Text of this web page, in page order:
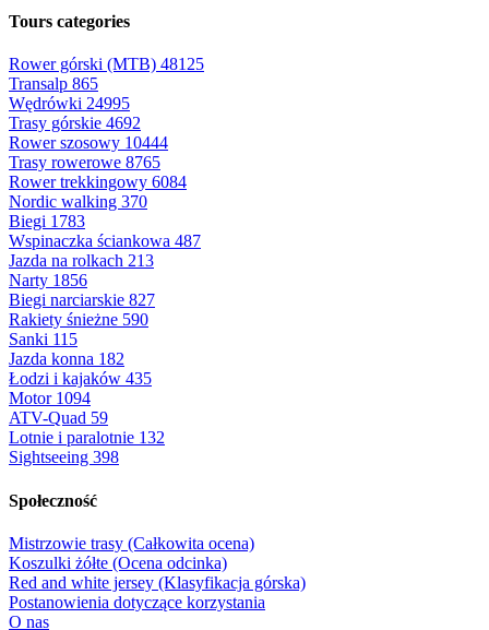
Tours categories
Rower górski (MTB) 48125
Transalp 865
Wędrówki 24995
Trasy górskie 4692
Rower szosowy 10444
Trasy rowerowe 8765
Rower trekkingowy 6084
Nordic walking 370
Biegi 1783
Wspinaczka ściankowa 487
Jazda na rolkach 213
Narty 1856
Biegi narciarskie 827
Rakiety śnieżne 590
Sanki 115
Jazda konna 182
Łodzi i kajaków 435
Motor 1094
ATV-Quad 59
Lotnie i paralotnie 132
Sightseeing 398
Społeczność
Mistrzowie trasy (Całkowita ocena)
Koszulki żółte (Ocena odcinka)
Red and white jersey (Klasyfikacja górska)
Postanowienia dotyczące korzystania
O nas